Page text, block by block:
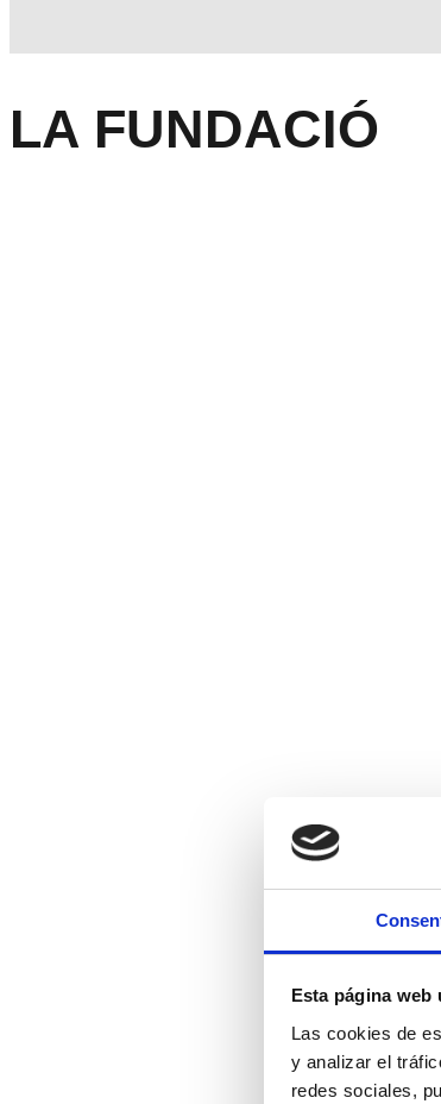
Esta página web
Las cookies de
y analizar el
redes sociales,
LA FUNDACIÓ